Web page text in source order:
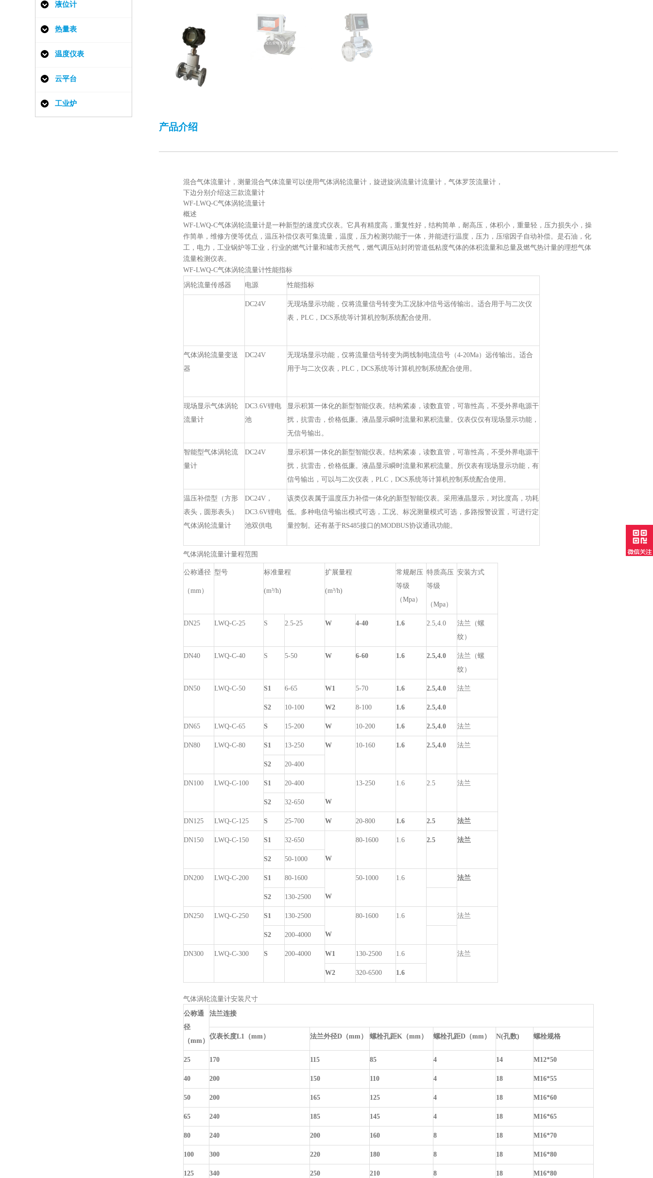
液位计
热量表
温度仪表
云平台
工业炉
产品介绍
混合气体流量计，测量混合气体流量可以使用气体涡轮流量计，旋进旋涡流量计流量计，气体罗茨流量计，
下边分别介绍这三款流量计
WF-LWQ-C气体涡轮流量计
概述
WF-LWQ-C气体涡轮流量计是一种新型的速度式仪表。它具有精度高，重复性好，结构简单，耐高压，体积小，重量轻，压力损失小，操
作简单，维修方便等优点，温压补偿仪表可集流量，温度，压力检测功能于一体，并能进行温度，压力，压缩因子自动补偿。是石油，化
工，电力，工业锅炉等工业，行业的燃气计量和城市天然气，燃气调压站封闭管道低粘度气体的体积流量和总量及燃气热计量的理想气体
流量检测仪表。
WF-LWQ-C气体涡轮流量计性能指标
涡轮流量传感器 电源 性能指标
DC24V
无现场显示功能，仅将流量信号转变为工况脉冲信号远传输出。适合用于与二次仪
表，PLC，DCS系统等计算机控制系统配合使用。
气体涡轮流量变送
器
DC24V
无现场显示功能，仅将流量信号转变为两线制电流信号（4-20Ma）远传输出。适合
用于与二次仪表，PLC，DCS系统等计算机控制系统配合使用。
现场显示气体涡轮
流量计
DC3.6V锂电
池
显示积算一体化的新型智能仪表。结构紧凑，读数直管，可靠性高，不受外界电源干
扰，抗雷击，价格低廉。液晶显示瞬时流量和累积流量。仪表仅仅有现场显示功能，
无信号输出。
智能型气体涡轮流
量计
DC24V
显示积算一体化的新型智能仪表。结构紧凑，读数直管，可靠性高，不受外界电源干
扰，抗雷击，价格低廉。液晶显示瞬时流量和累积流量。所仪表有现场显示功能，有
信号输出，可以与二次仪表，PLC，DCS系统等计算机控制系统配合使用。
温压补偿型（方形
表头，圆形表头）
气体涡轮流量计
DC24V，
DC3.6V锂电
池双供电
该类仪表属于温度压力补偿一体化的新型智能仪表。采用液晶显示，对比度高，功耗
低。多种电信号输出模式可选，工况、标况测量模式可选，多路报警设置，可进行定
量控制。还有基于RS485接口的MODBUS协议通讯功能。
气体涡轮流量计量程范围
公称通径
（mm）
型号 标准量程
(m³/h)
扩展量程
(m³/h)
常规耐压
等级
（Mpa）
特质高压
等级
（Mpa）
安装方式
DN25 LWQ-C-25 S 2.5-25 W 4-40 1.6 2.5,4.0
法兰（螺
纹）
DN40 LWQ-C-40 S 5-50 W 6-60 1.6 2.5,4.0
法兰（螺
纹）
DN50 LWQ-C-50 S1 6-65 W1 5-70 1.6 2.5,4.0 法兰
S2 10-100 W2 8-100 1.6 2.5,4.0
DN65 LWQ-C-65 S 15-200 W 10-200 1.6 2.5,4.0 法兰
DN80 LWQ-C-80 S1 13-250 W 10-160 1.6 2.5,4.0 法兰
S2 20-400
DN100 LWQ-C-100 S1 20-400
W
13-250 1.6 2.5 法兰
S2 32-650
DN125 LWQ-C-125 S 25-700 W 20-800 1.6 2.5 法兰
DN150 LWQ-C-150 S1 32-650
W
80-1600 1.6 2.5 法兰
S2 50-1000
DN200 LWQ-C-200 S1 80-1600
W
50-1000 1.6 法兰
S2 130-2500
DN250 LWQ-C-250 S1 130-2500
W
80-1600 1.6 法兰
S2 200-4000
DN300 LWQ-C-300 S 200-4000 W1 130-2500 1.6 法兰
W2 320-6500 1.6
气体涡轮流量计安装尺寸
公称通
径
（mm）
法兰连接
仪表长度L1（mm） 法兰外径D（mm） 螺栓孔距K（mm） 螺栓孔距D（mm） N(孔数) 螺栓规格
25 170 115 85 4 14 M12*50
40 200 150 110 4 18 M16*55
50 200 165 125 4 18 M16*60
65 240 185 145 4 18 M16*65
80 240 200 160 8 18 M16*70
100 300 220 180 8 18 M16*80
125 340 250 210 8 18 M16*80